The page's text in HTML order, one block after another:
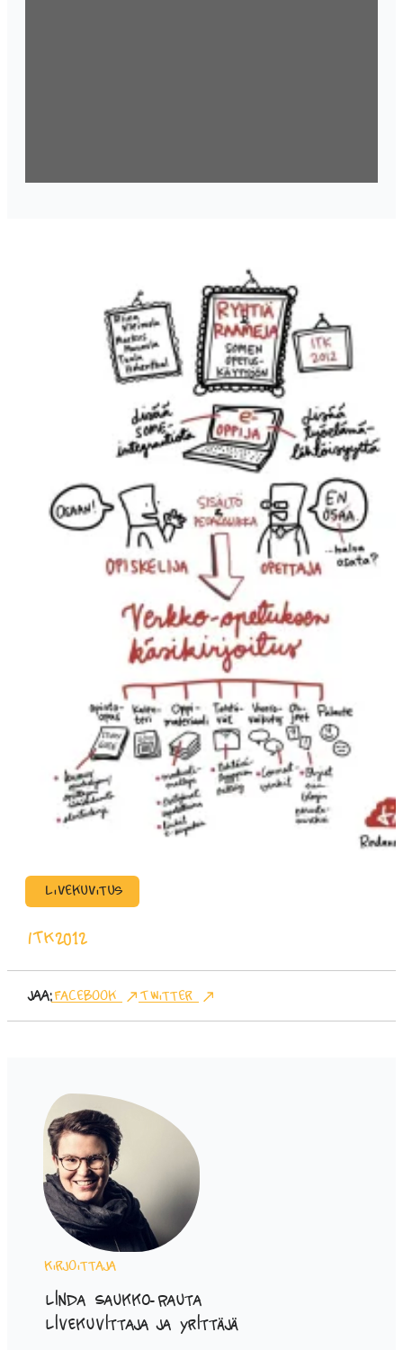
Livekuvitus
ITK2012
Jaa:Facebook Twitter
Kirjoittaja
Linda Saukko-Rauta
Livekuvittaja ja yrittäjä